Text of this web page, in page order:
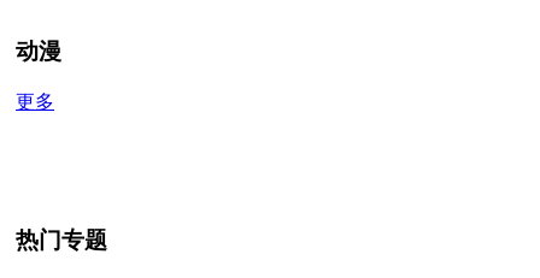
动漫
更多
热门专题